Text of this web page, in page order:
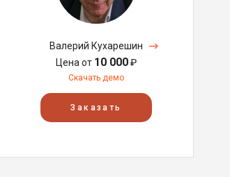
Валерий Кухарешин
Цена от 10 000₽
Скачать демо
Заказать